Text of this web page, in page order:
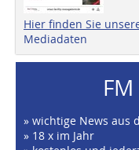
Hier finden Sie
Mediadaten
» wichtige News aus
» 18 x im Jahr